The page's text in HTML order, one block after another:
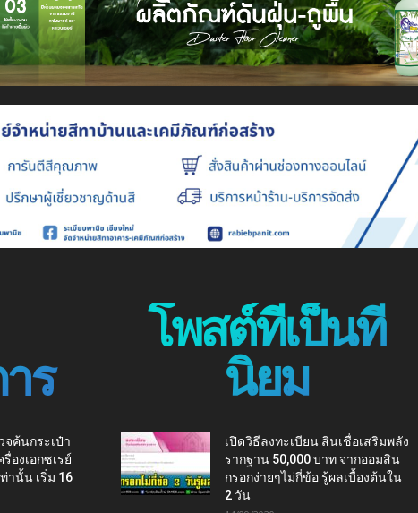
ร
จค้นกระเป๋า
องเอกซเรย์
านั้น เริ่ม 16
โพสต์ที่เป็นที่
นิยม
เปิดวิธีลงทะเบียน สินเชื่อเสริมพลัง
รากฐาน 50,000 บาท จากออมสิน
กรอกง่ายๆไม่กี่ข้อ รู้ผลเบื้องต้นใน
2 วัน